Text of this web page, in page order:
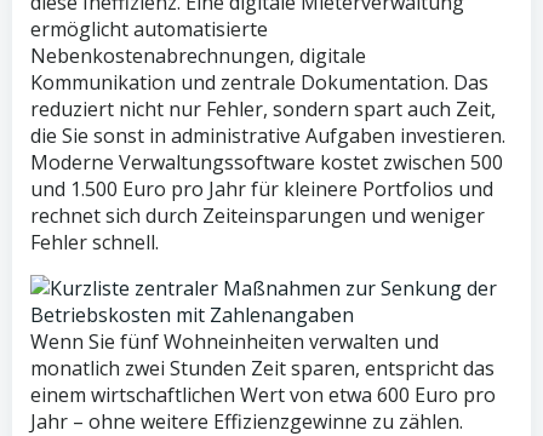
ermöglicht automatisierte
Nebenkostenabrechnungen, digitale
Kommunikation und zentrale Dokumentation. Das
reduziert nicht nur Fehler, sondern spart auch Zeit,
die Sie sonst in administrative Aufgaben investieren.
Moderne Verwaltungssoftware kostet zwischen 500
und 1.500 Euro pro Jahr für kleinere Portfolios und
rechnet sich durch Zeiteinsparungen und weniger
Fehler schnell.
Wenn Sie fünf Wohneinheiten verwalten und
monatlich zwei Stunden Zeit sparen, entspricht das
einem wirtschaftlichen Wert von etwa 600 Euro pro
Jahr – ohne weitere Effizienzgewinne zu zählen.